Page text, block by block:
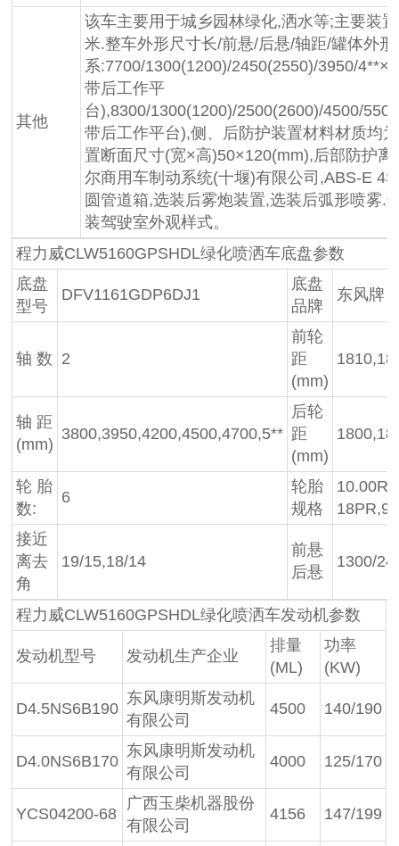
其他
该车主要用于城乡园林绿化,洒水等;主要装
米.整车外形尺寸长/前悬/后悬/轴距/罐体外
系:7700/1300(1200)/2450(2550)/3950/
带后工作平
台),8300/1300(1200)/2500(2600)/4500/
带后工作平台),侧、后防护装置材料材质均
置断面尺寸(宽×高)50×120(mm),后部防护
尔商用车制动系统(十堰)有限公司,ABS-E
圆管道箱,选装后雾炮装置,选装后弧形喷雾
装驾驶室外观样式。
程力威CLW5160GPSHDL绿化喷洒车底盘参数
底盘
型号
DFV1161GDP6DJ1
底盘
品牌
东风牌
轴 数 2
前轮
距
(mm)
轴 距
(mm)
3800,3950,4200,4500,4700,5**
后轮
距
(mm)
轮 胎
数:
6
轮胎
规格
接近
离去
角
19/15,18/14
前悬
后悬
1300/
程力威CLW5160GPSHDL绿化喷洒车发动机参数
发动机型号 发动机生产企业
排量
(ML)
功率
(KW)
D4.5NS6B190
东风康明斯发动机
有限公司
4500 140/190
D4.0NS6B170
东风康明斯发动机
有限公司
4000 125/170
YCS04200-68
广西玉柴机器股份
有限公司
4156 147/199